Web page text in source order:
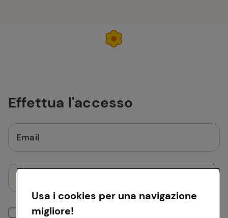
Effettua l'accesso
Email
Mantieni la sessione attiva
Usa i cookies per una navigazione
migliore!